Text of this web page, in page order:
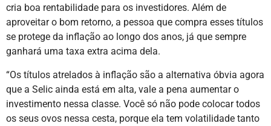
cria boa rentabilidade para os investidores. Além de
aproveitar o bom retorno, a pessoa que compra esses títulos
se protege da inflação ao longo dos anos, já que sempre
ganhará uma taxa extra acima dela.
“Os títulos atrelados à inflação são a alternativa óbvia agora
que a Selic ainda está em alta, vale a pena aumentar o
investimento nessa classe. Você só não pode colocar todos
os seus ovos nessa cesta, porque ela tem volatilidade tanto